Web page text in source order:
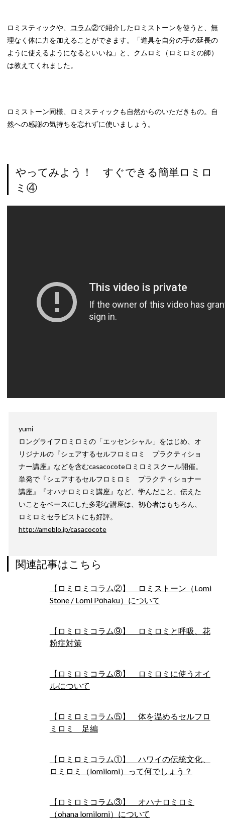
ロミスティックや、 コラム②で紹介したロミストーンを使うと、無
理なく体に力を加えることができます。「道具を自分の手の延長の
ように使えるようになるといいね」と、クムロミ（ロミロミの師）
は教えてくれました。
ロミストーン同様、ロミスティックも自然からのいただきもの。自
然への感謝の気持ちを忘れずに使いましょう。
やってみよう！ すぐできる簡単ロミロ
ミ④
yumi
ロングライフロミロミの「エッセンシャル」をはじめ、オ
リジナルの『シェアするセルフロミロミ プラクティショ
ナー講座』などを含むcasacocoteロミロミスクール開催。
単発で『シェアするセルフロミロミ プラクティショナー
講座』『オハナロミロミ講座』など、学んだこと、伝えた
いことをベースにした多彩な講座は、初心者はもちろん、
ロミロミセラピストにも好評。
http://ameblo.jp/casacocote
関連記事はこちら
【ロミロミコラム②】 ロミストーン（Lomi
Stone / Lomi Pōhaku）について
【ロミロミコラム⑨】 ロミロミと呼吸、花
粉症対策
【ロミロミコラム⑧】 ロミロミに使うオイ
ルについて
【ロミロミコラム⑤】 体を温めるセルフロ
ミロミ 足編
【ロミロミコラム①】 ハワイの伝統文化、
ロミロミ（lomilomi）って何でしょう？
【ロミロミコラム③】 オハナロミロミ
（ohana lomilomi）について